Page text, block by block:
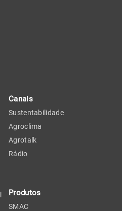
Canais
Sustentabilidade
Agroclima
Agrotalk
Rádio
Produtos
SMAC